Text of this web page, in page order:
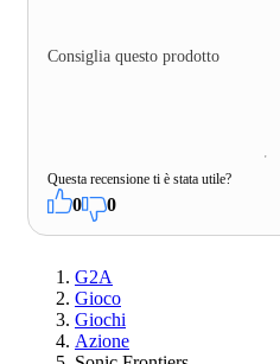
Consiglia questo prodotto
Questa recensione ti è stata utile?
0 0
G2A
Gioco
Giochi
Azione